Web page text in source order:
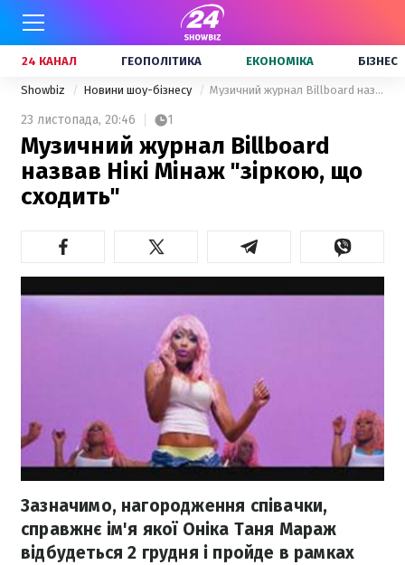
24 КАНАЛ ГЕОПОЛІТИКА ЕКОНОМІКА БІЗНЕС
Showbiz Новини шоу-бізнесу Музичний журнал Billboard назвав Нікі Мінаж "зіркою, що сходить"
23 листопада, 20:46 1
Музичний журнал Billboard
назвав Нікі Мінаж "зіркою, що
сходить"
Зазначимо, нагородження співачки,
справжнє ім'я якої Оніка Таня Мараж
відбудеться 2 грудня і пройде в рамках